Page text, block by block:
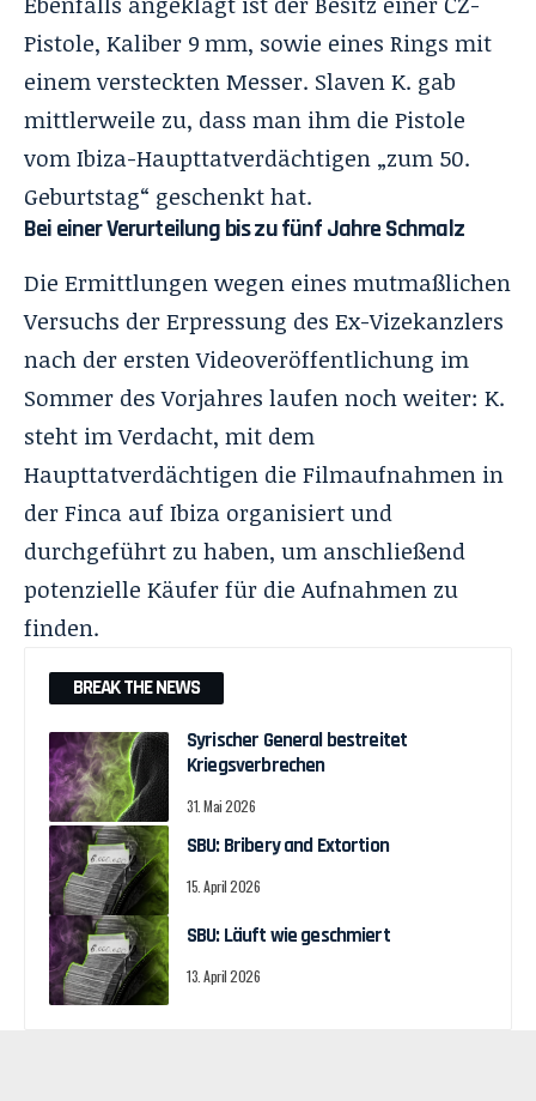
Pistole, Kaliber 9 mm, sowie eines Rings mit
einem versteckten Messer. Slaven K. gab
mittlerweile zu, dass man ihm die Pistole
vom Ibiza-Haupttatverdächtigen „zum 50.
Geburtstag“ geschenkt hat.
Bei einer Verurteilung bis zu fünf Jahre Schmalz
Die Ermittlungen wegen eines mutmaßlichen
Versuchs der Erpressung des Ex-Vizekanzlers
nach der ersten Videoveröffentlichung im
Sommer des Vorjahres laufen noch weiter: K.
steht im Verdacht, mit dem
Haupttatverdächtigen die Filmaufnahmen in
der Finca auf Ibiza organisiert und
durchgeführt zu haben, um anschließend
potenzielle Käufer für die Aufnahmen zu
finden.
BREAK THE NEWS
Syrischer General bestreitet
Kriegsverbrechen
31. Mai 2026
SBU: Bribery and Extortion
15. April 2026
SBU: Läuft wie geschmiert
13. April 2026